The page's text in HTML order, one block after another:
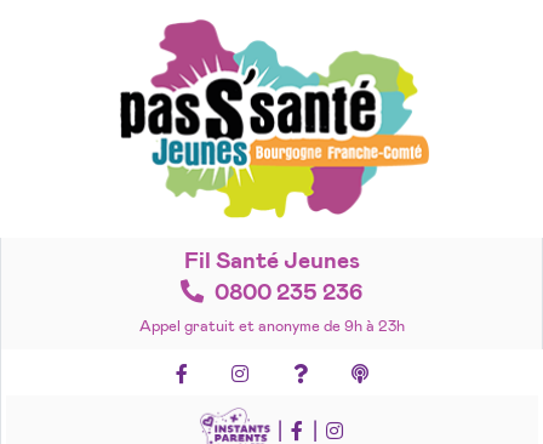
Fil Santé Jeunes
0800 235 236
Appel gratuit et anonyme de 9h à 23h
FacebookInstagramFoire aux questions